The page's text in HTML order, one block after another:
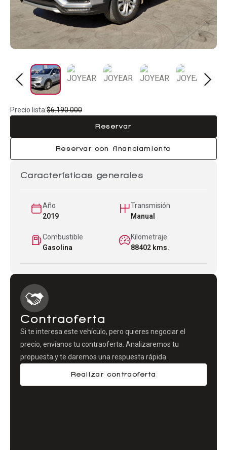
Precio lista:$6.190.000
Reservar
Reservar con financiamiento
Características generales
Año
2019
Transmisión
Manual
Combustible
Gasolina
Kilometraje
88402 kms.
Contraoferta
Si te interesa este vehículo, pero quieres negociar el
precio, envíanos tu contraoferta. Analizaremos tu
propuesta y te daremos una respuesta rápida.
Realizar contraoferta